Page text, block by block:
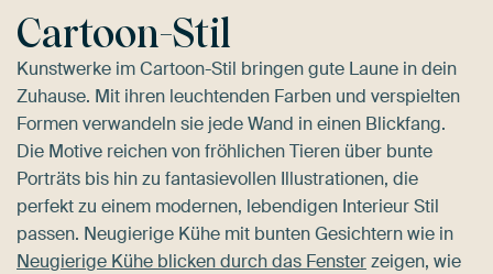
Cartoon-Stil
Kunstwerke im Cartoon-Stil bringen gute Laune in dein
Zuhause. Mit ihren leuchtenden Farben und verspielten
Formen verwandeln sie jede Wand in einen Blickfang.
Die Motive reichen von fröhlichen Tieren über bunte
Porträts bis hin zu fantasievollen Illustrationen, die
perfekt zu einem modernen, lebendigen Interieur Stil
passen. Neugierige Kühe mit bunten Gesichtern wie in
Neugierige Kühe blicken durch das Fensterzeigen, wie